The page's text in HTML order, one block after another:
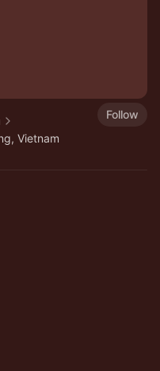
Follow
Vietnam